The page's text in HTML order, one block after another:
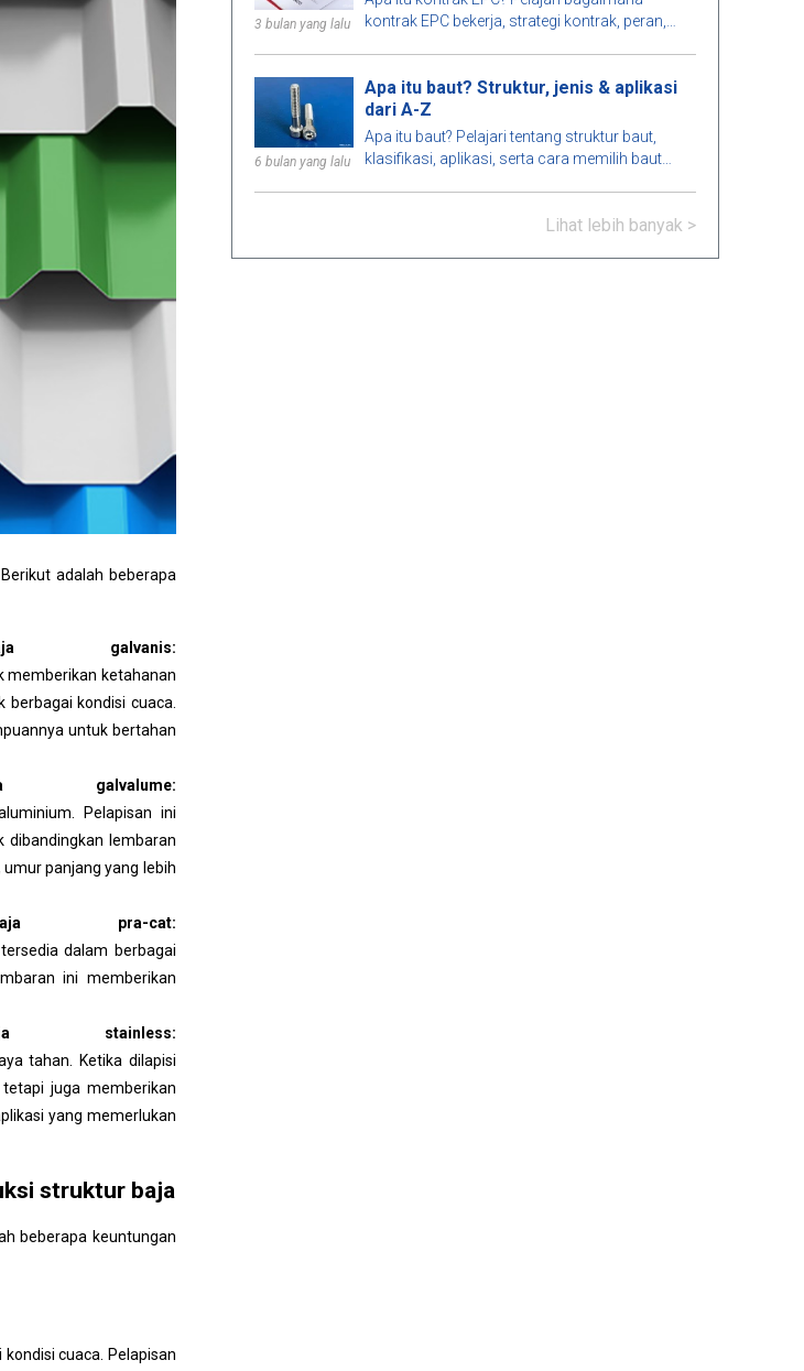
adalah beberapa
galvanis:
memberikan ketahanan
kondisi cuaca.
untuk bertahan
Pelapisan ini
dibandingkan lembaran
panjang yang lebih
pra-cat:
dalam berbagai
ini memberikan
stainless:
tahan. Ketika dilapisi
juga memberikan
yang memerlukan
struktur baja
beberapa keuntungan
cuaca. Pelapisan
3 bulan yang lalu
kontrak EPC bekerja, strategi kontrak, peran,
6 bulan yang lalu
Apa itu baut? Struktur, jenis & aplikasi
dari A-Z
Apa itu baut? Pelajari tentang struktur baut,
klasifikasi, aplikasi, serta cara memilih baut
Lihat lebih banyak >